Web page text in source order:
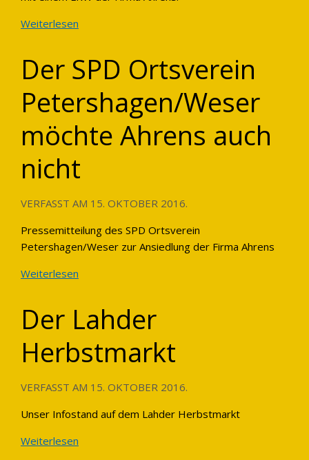
Weiterlesen
Der SPD Ortsverein
Petershagen/Weser
möchte Ahrens auch
nicht
VERFASST AM 15. OKTOBER 2016.
Pressemitteilung des SPD Ortsverein
Petershagen/Weser zur Ansiedlung der Firma Ahrens
Weiterlesen
Der Lahder
Herbstmarkt
VERFASST AM 15. OKTOBER 2016.
Unser Infostand auf dem Lahder Herbstmarkt
Weiterlesen